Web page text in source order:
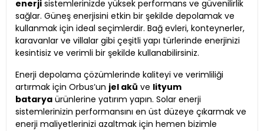
enerji sistemlerinizde yüksek performans ve güvenilirlik
sağlar. Güneş enerjisini etkin bir şekilde depolamak ve
kullanmak için ideal seçimlerdir. Bağ evleri, konteynerler,
karavanlar ve villalar gibi çeşitli yapı türlerinde enerjinizi
kesintisiz ve verimli bir şekilde kullanabilirsiniz.
Enerji depolama çözümlerinde kaliteyi ve verimliliği
artırmak için Orbus’un jel akü ve lityum
batarya ürünlerine yatırım yapın. Solar enerji
sistemlerinizin performansını en üst düzeye çıkarmak ve
enerji maliyetlerinizi azaltmak için hemen bizimle